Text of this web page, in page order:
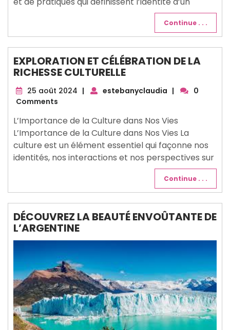
Continue . . .
EXPLORATION ET CÉLÉBRATION DE LA
RICHESSE CULTURELLE
25 août 2024 25
| estebanyclaudia |
0
Comments
L’Importance de la Culture dans Nos Vies
L’Importance de la Culture dans Nos Vies La
culture est un élément essentiel qui façonne nos
identités, nos interactions et nos perspectives sur
Continue . . .
DÉCOUVREZ LA BEAUTÉ ENVOÛTANTE DE
L’ARGENTINE